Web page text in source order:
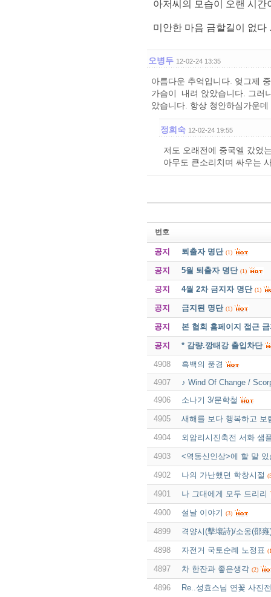
아저씨의 모습이 오랜 시
미안한 마음 금할길이 없다
오병두 12-02-24 13:35
아름다운 추억입니다. 엊그제
가슴이 내려 앉았습니다. 그러
았습니다. 항상 청안하심가운
정희숙 12-02-24 19:55
저도 오래전에 중국엘 갔었
아무도 큰소리치며 싸우는
번호
공지 퇴출자 명단 (1)
공지 5월 퇴출자 명단 (1)
공지 4월 2차 금지자 명단 (1)
공지 금지된 명단 (1)
공지 본 협회 홈페이지 접근
공지 * 감량.깡태강 출입차단
4908
흑백의 풍경
4907
♪ Wind Of Change /
4906
소나기 3/문학철
4905 새해를 보다 행복하고 보
4904 외암리시진축전 서화 샘
4903 <역동신인상>에 할 말 있
4902 나의 가난했던 학창시절
4901 나 그대에게 모두 드리리
4900 설날 이야기 (3)
4899 격양시(擊壤詩)/소옹(邵雍
4898 자전거 국토순례 노정표
4897 차 한잔과 좋은생각 (2)
4896 Re..성효스님 연꽃 사진전